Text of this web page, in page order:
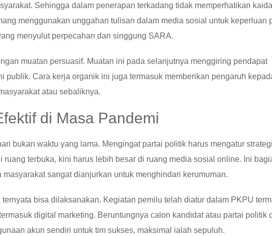
Sehingga dalam penerapan terkadang tidak memperhatikan
menggunakan unggahan tulisan dalam media sosial untuk keperluan
menyulut perpecahan dan singgung SARA.
muatan persuasif. Muatan ini pada selanjutnya menggiring pendapat
publik. Cara kerja organik ini juga termasuk memberikan pengaruh
atau sebaliknya.
di Masa Pandemi
bukan waktu yang lama. Mengingat partai politik harus mengatur strategi
terbuka, kini harus lebih besar di ruang media sosial online. Ini
sangat dianjurkan untuk menghindari kerumuman.
bisa dilaksanakan. Kegiatan pemilu telah diatur dalam PKPU
digital marketing. Beruntungnya calon kandidat atau partai politik
akun sendiri untuk tim sukses, maksimal ialah sepuluh.